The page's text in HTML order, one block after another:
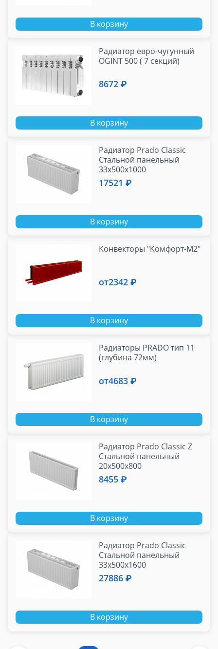
В корзину
Радиатор евро-чугунный
OGINT 500 ( 7 секций)
8672 ₽
В корзину
Радиатор Prado Classic
Стальной панельный
33x500x1000
17521 ₽
В корзину
Конвекторы "Комфорт-М2"
от2342 ₽
В корзину
Радиаторы PRADO тип 11
(глубина 72мм)
от4683 ₽
В корзину
Радиатор Prado Classic Z
Стальной панельный
20x500x800
(гигиенический)
8455 ₽
В корзину
Радиатор Prado Classic
Стальной панельный
33x500x1600
27886 ₽
В корзину